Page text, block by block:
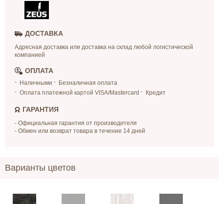
ДОСТАВКА
Адресная доставка или доставка на склад любой логистической
компанией
ОПЛАТА
Наличными
Безналичная оплата
Оплата платежной картой VISA/Mastercard
Кредит
ГАРАНТИЯ
- Официальная гарантия от производителя
- Обмен или возврат товара в течение 14 дней
Варианты цветов